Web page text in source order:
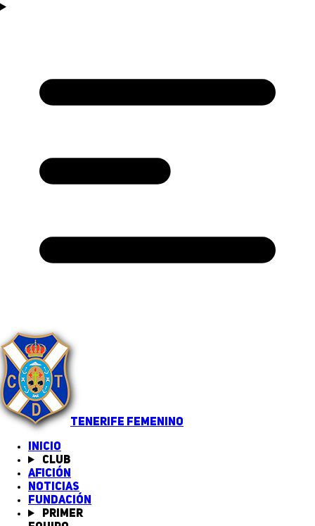
TENERIFE FEMENINO
INICIO
Club
Afición
Noticias
Fundación
Primer